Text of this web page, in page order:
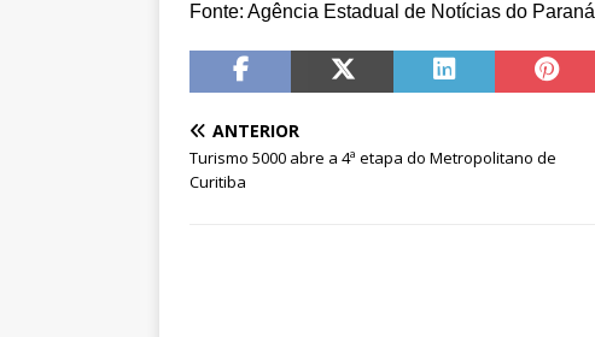
Fonte: Agência Estadual de Notícias do Paraná
ANTERIOR
Turismo 5000 abre a 4ª etapa do Metropolitano de
Curitiba